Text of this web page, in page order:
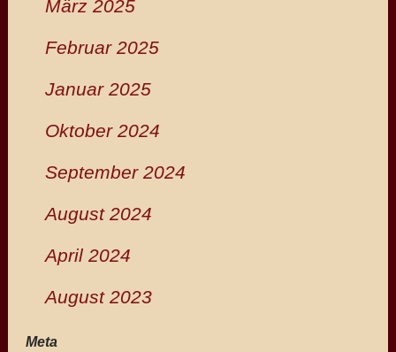
März 2025
Februar 2025
Januar 2025
Oktober 2024
September 2024
August 2024
April 2024
August 2023
Meta